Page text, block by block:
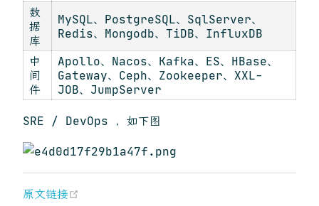
数
据
库
MySQL、PostgreSQL、SqlServer、
Redis、Mongodb、TiDB、InfluxDB
中
间
件
Apollo、Nacos、Kafka、ES、HBase、
Gateway、Ceph、Zookeeper、XXL-
JOB、JumpServer
SRE / DevOps ，如下图
原文链接